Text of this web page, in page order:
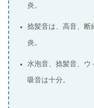
炎。
捻髪音は、高音、断
炎。
水泡音、捻髪音、ウ
吸音は十分。